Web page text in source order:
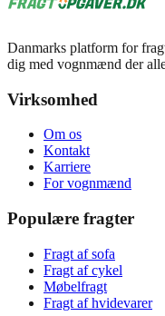
Danmarks platform for
dig med vognmænd der
Virksomhed
Om os
Kontakt
Karriere
For vognmænd
Populære fragter
Fragt af sofa
Fragt af cykel
Møbelfragt
Fragt af hvidevarer